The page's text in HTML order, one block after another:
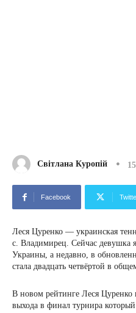
Світлана Куропій
Facebook
Леся Цуренко — украинская
с. Владимирец. Сейчас девушка
Украины, а недавно, в
стала двадцать четвёртой в
В новом рейтинге Леся Цуренко
выхода в финал турнира